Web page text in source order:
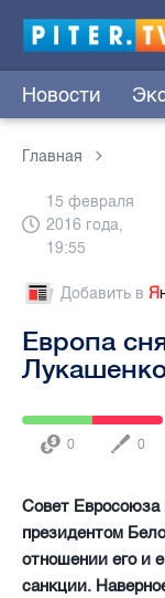
Новости
Главная
15 февраля
2016 года,
19:55
Добавить в Я
Европа
0 0
Совет
президентом
отношении его и
санкции.